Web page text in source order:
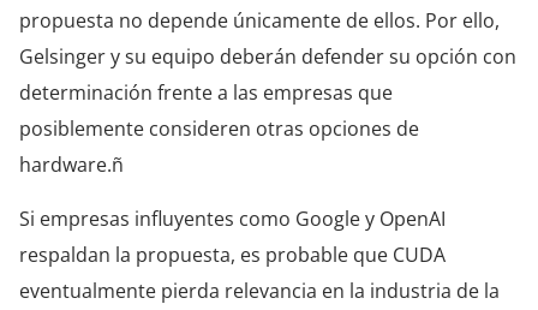
propuesta no depende únicamente de ellos. Por ello,
Gelsinger y su equipo deberán defender su opción con
determinación frente a las empresas que
posiblemente consideren otras opciones de
hardware.ñ
Si empresas influyentes como Google y OpenAI
respaldan la propuesta, es probable que CUDA
eventualmente pierda relevancia en la industria de la